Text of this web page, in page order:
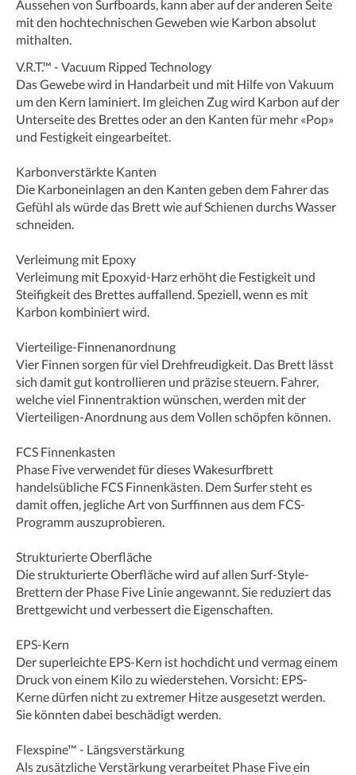
Aussehen von Surfboards, kann aber auf der anderen Seite
mit den hochtechnischen Geweben wie Karbon absolut
mithalten.
V.R.T.™ - Vacuum Ripped Technology
Das Gewebe wird in Handarbeit und mit Hilfe von Vakuum
um den Kern laminiert. Im gleichen Zug wird Karbon auf der
Unterseite des Brettes oder an den Kanten für mehr «Pop»
und Festigkeit eingearbeitet.
Karbonverstärkte Kanten
Die Karboneinlagen an den Kanten geben dem Fahrer das
Gefühl als würde das Brett wie auf Schienen durchs Wasser
schneiden.
Verleimung mit Epoxy
Verleimung mit Epoxyid-Harz erhöht die Festigkeit und
Steifigkeit des Brettes auffallend. Speziell, wenn es mit
Karbon kombiniert wird.
Vierteilige-Finnenanordnung
Vier Finnen sorgen für viel Drehfreudigkeit. Das Brett lässt
sich damit gut kontrollieren und präzise steuern. Fahrer,
welche viel Finnentraktion wünschen, werden mit der
Vierteiligen-Anordnung aus dem Vollen schöpfen können.
FCS Finnenkasten
Phase Five verwendet für dieses Wakesurfbrett
handelsübliche FCS Finnenkästen. Dem Surfer steht es
damit offen, jegliche Art von Surffinnen aus dem FCS-
Programm auszuprobieren.
Strukturierte Oberfläche
Die strukturierte Oberfläche wird auf allen Surf-Style-
Brettern der Phase Five Linie angewannt. Sie reduziert das
Brettgewicht und verbessert die Eigenschaften.
EPS-Kern
Der superleichte EPS-Kern ist hochdicht und vermag einem
Druck von einem Kilo zu wiederstehen. Vorsicht: EPS-
Kerne dürfen nicht zu extremer Hitze ausgesetzt werden.
Sie könnten dabei beschädigt werden.
Flexspine™ - Längsverstärkung
Als zusätzliche Verstärkung verarbeitet Phase Five ein